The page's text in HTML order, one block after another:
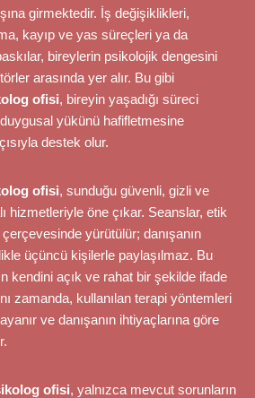
girmektedir. İş değişiklikleri,
kayıp ve yas süreçleri ya da
bireylerin psikolojik dengesini
arasında yer alır. Bu gibi
ofisi, bireyin yaşadığı süreci
yükünü hafifletmesine
destek olur.
ofisi, sunduğu güvenli, gizli ve
hizmetleriyle öne çıkar. Seanslar, etik
yürütülür; danışanın
üçüncü kişilerle paylaşılmaz. Bu
kendini açık ve rahat bir şekilde ifade
zamanda, kullanılan terapi yöntemleri
ve danışanın ihtiyaçlarına göre
ofisi, yalnızca mevcut sorunların